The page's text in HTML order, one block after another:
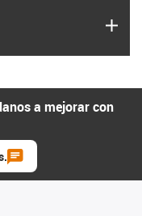
a mejorar con